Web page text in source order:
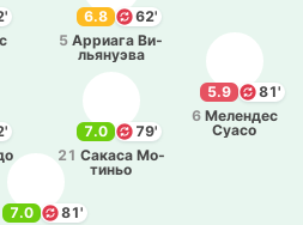
7.0
81'
5.9
81'
6 Ме­ле­ндес
Суасо
7.0
79'
21 Сакаса Мо­
ти­ньо
6.8
62'
5 Арриа­га Ви­
лья­нуэ­ва